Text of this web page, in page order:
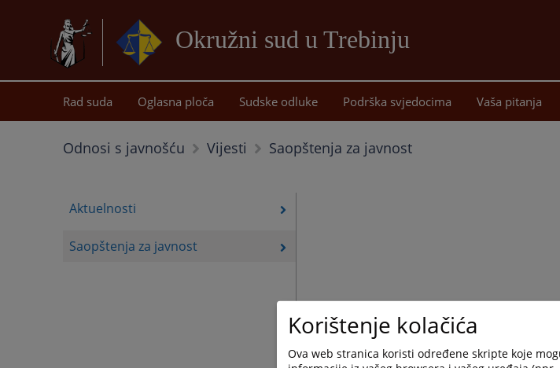
Okružni sud u Trebinju
sadržaj
Rad suda Oglasna ploča Sudske odluke Podrška svjedocima Vaša pitanja
Odnosi s javnošću Vijesti Saopštenja za javnost
Aktuelnosti
Saopštenja za javnost
Korištenje kolačića
Ova web stranica koristi određene skripte koje